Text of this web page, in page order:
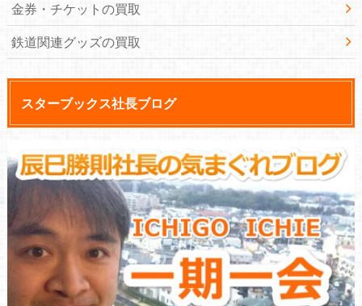
金券・チケットの買取
鉄道関連グッズの買取
スターブックス社長ブログ